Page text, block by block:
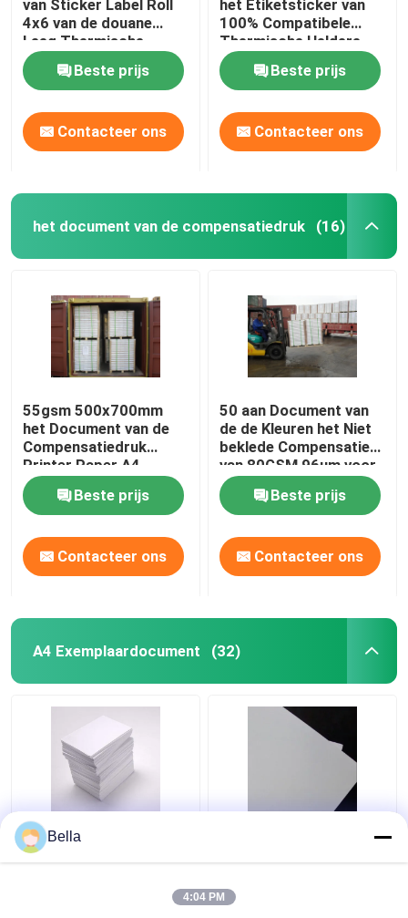
van Sticker Label Roll
4x6 van de douane
Leeg Thermische
Printer Thermisch
Jumbobroodje
Beste prijs
Contacteer ons
het Etiketsticker van
100% Compatibele
Thermische Heldere
Kleur voor
Etiketprinters
Beste prijs
Contacteer ons
het document van de compensatiedruk (16)
55gsm 500x700mm
het Document van de
Compensatiedruk
Printer Paper A4
90gsm voor
Schoolbureau
Beste prijs
Contacteer ons
50 aan Document van
de de Kleuren het Niet
beklede Compensatie
van 80GSM 96um voor
Printer
Beste prijs
Contacteer ons
A4 Exemplaardocument (32)
70/80gms het
Document van het
Tweezijdig A4 van het
70g Document van het
Printer Paper
Bella
4:04 PM